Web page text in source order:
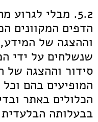
5.2. מבלי
הדפים המקוונים
וההצגה של המידע,
שנשלחים על ידי
סידור וההצגה של
המופיעים בהם
הכלולים באתר
בבעלותה